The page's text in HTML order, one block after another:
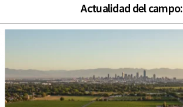
Actualidad del campo: